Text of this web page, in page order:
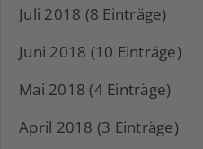
Juli 2018 (8 Einträge)
Juni 2018 (10 Einträge)
Mai 2018 (4 Einträge)
April 2018 (3 Einträge)